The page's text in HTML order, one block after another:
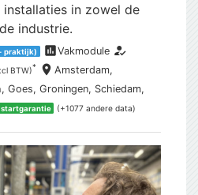
in zowel de
industrie.
praktijk) assessmentVakmodule how_to_reg
BTW)* place Amsterdam,
Goes, Groningen, Schiedam,
startgarantie (+1077 andere data)